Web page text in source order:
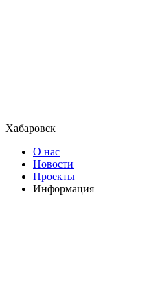
Хабаровск
О нас
Новости
Проекты
Информация